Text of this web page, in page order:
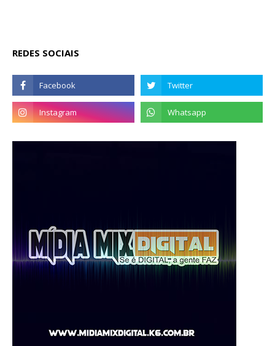
REDES SOCIAIS